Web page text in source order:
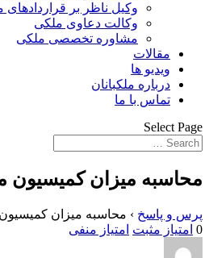
وکیل ناظر بر قراردادهای
وکالت دعاوی ملکی
مشاوره تخصصی ملکی
مقالات
ویدیو ها
درباره ملکبانان
تماس با ما
Select Page
محاسبه میزان کمیسیون
پرس و پاسخ › محاسبه میزان
0 امتیاز مثبت امتیاز منفی